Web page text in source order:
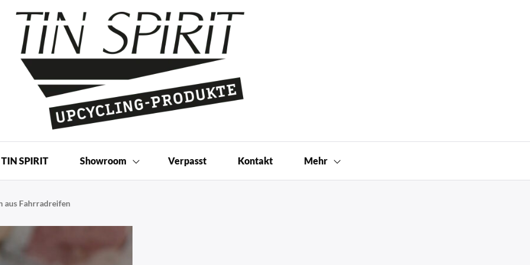
| Shop
SPIRIT Showroom Verpasst Kontakt Mehr
aus Fahrradreifen